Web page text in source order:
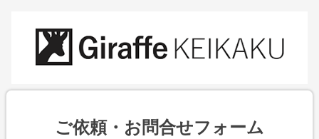
ご依頼・お問合せフォーム